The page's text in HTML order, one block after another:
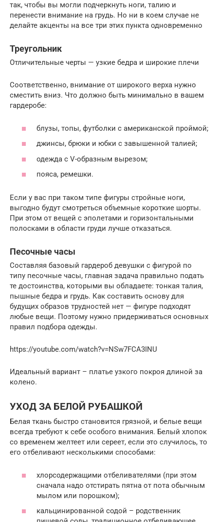
так, чтобы вы могли подчеркнуть ноги, талию и
перенести внимание на грудь. Но ни в коем случае не
делайте акценты на все три этих пункта одновременно
Треугольник
Отличительные черты — узкие бедра и широкие плечи
Соответственно, внимание от широкого верха нужно
сместить вниз. Что должно быть минимально в вашем
гардеробе:
блузы, топы, футболки с американской проймой;
джинсы, брюки и юбки с завышенной талией;
одежда с V-образным вырезом;
пояса, ремешки.
Если у вас при таком типе фигуры стройные ноги,
выгодно будут смотреться объемные короткие шорты.
При этом от вещей с эполетами и горизонтальными
полосками в области груди лучше отказаться.
Песочные часы
Составляя базовый гардероб девушки с фигурой по
типу песочные часы, главная задача правильно подать
те достоинства, которыми вы обладаете: тонкая талия,
пышные бедра и грудь. Как составить основу для
будущих образов трудностей нет — фигуре подходят
любые вещи. Поэтому нужно придерживаться основных
правил подбора одежды.
https://youtube.com/watch?v=NSw7FCA3INU
Идеальный вариант – платье узкого покроя длиной за
колено.
УХОД ЗА БЕЛОЙ РУБАШКОЙ
Белая ткань быстро становится грязной, и белые вещи
всегда требуют к себе особого внимания. Белый хлопок
со временем желтеет или сереет, если это случилось, то
его отбеливают несколькими способами:
хлорсодержащими отбеливателями (при этом
сначала надо отстирать пятна от пота обычным
мылом или порошком);
кальцинированной содой – родственник